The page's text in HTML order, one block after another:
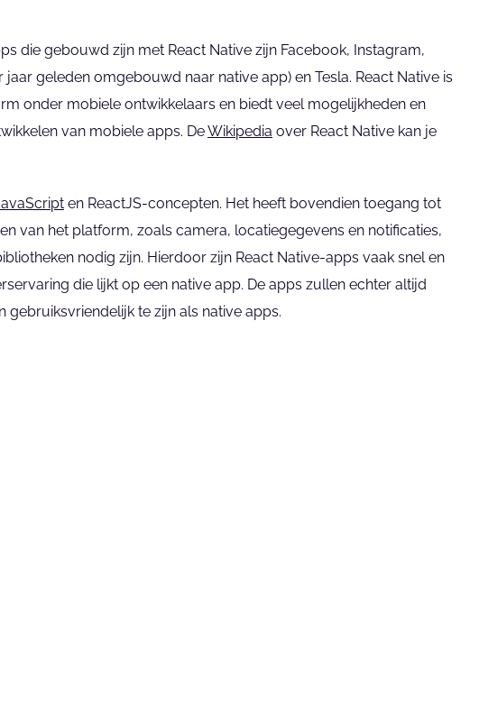
die gebouwd zijn met React Native zijn Facebook, Instagram,
jaar geleden omgebouwd naar native app) en Tesla. React Native is
onder mobiele ontwikkelaars en biedt veel mogelijkheden en
van mobiele apps. De Wikipedia over React Native kan je
en ReactJS-concepten. Het heeft bovendien toegang tot
van het platform, zoals camera, locatiegegevens en notificaties,
nodig zijn. Hierdoor zijn React Native-apps vaak snel en
die lijkt op een native app. De apps zullen echter altijd
gebruiksvriendelijk te zijn als native apps.